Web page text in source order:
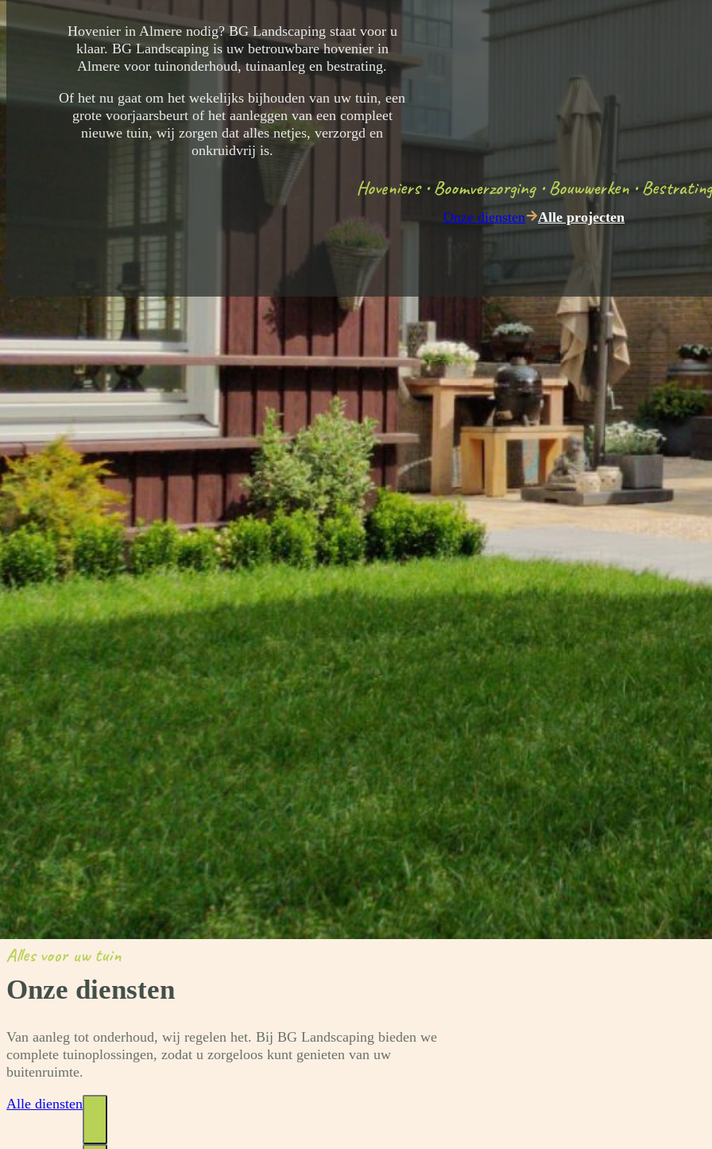
Hovenier in Almere nodig? BG Landscaping staat voor u
klaar. BG Landscaping is uw betrouwbare hovenier in
Almere voor tuinonderhoud, tuinaanleg en bestrating.
Of het nu gaat om het wekelijks bijhouden van uw tuin, een
grote voorjaarsbeurt of het aanleggen van een compleet
nieuwe tuin, wij zorgen dat alles netjes, verzorgd en
onkruidvrij is.
Hoveniers • Boomverzorging • Bouwwerken • Bestrating
Onze diensten Alle projecten
Zo werken we
Tuinverzorging
metliefde &
vakmanschap
Wij helpen u graag om uw tuin netjes aan te leggen, doordacht te
ontwerpen en altijd goed te onderhouden.
Contact opnemen
Over ons
Onderhoud
aan de tuin
Wij zijn groenprofessionals en weten precies wat
uw tuin nodig heeft, nog voordat u eraan denkt.
Altijd onkruidvrij, gesnoeid en opgeruimd. Zodra
de zon schijnt, kunt u direct naar buiten.
Specialisten
onder één
dak
Van bestrating tot bouwwerken, van allround
hovenier tot boomspecialist,
bij BG Landscaping hebben we ze allemaal in huis.
Zo heeft u één contactpersoon, maar wordt alles
voor u geregeld.
Alles voor uw tuin
Onze diensten
Van aanleg tot onderhoud, wij regelen het. Bij BG Landscaping bieden we
complete tuinoplossingen, zodat u zorgeloos kunt genieten van uw
buitenruimte.
Alle diensten